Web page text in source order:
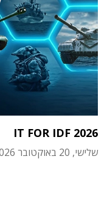
IT FOR IDF 2026
שלישי, 20 באוקטובר 2026